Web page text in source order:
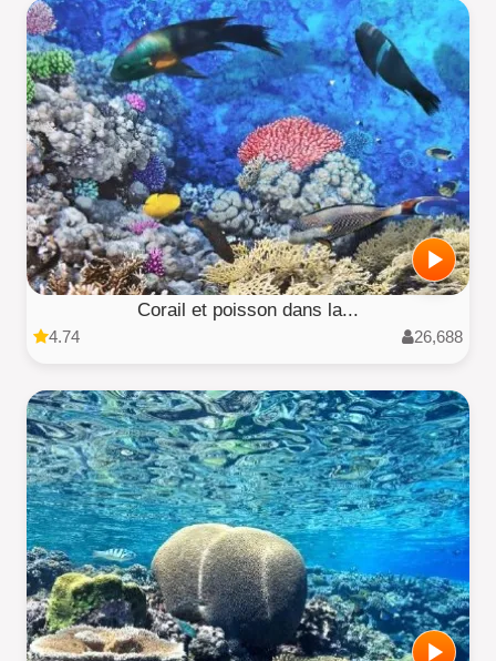
Corail et poisson dans la...
4.74 26,688